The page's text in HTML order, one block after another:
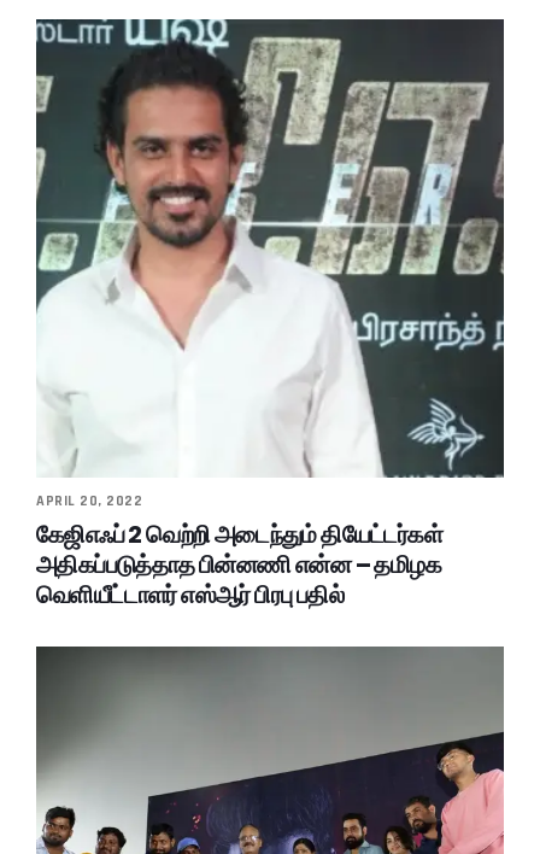
APRIL 20, 2022
கேஜிஎஃப் 2 வெற்றி அடைந்தும் தியேட்டர்கள்
அதிகப்படுத்தாத பின்னணி என்ன – தமிழக
வெளியீட்டாளர் எஸ்ஆர் பிரபு பதில்